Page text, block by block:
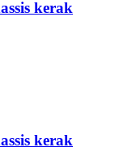
kerak
kerak